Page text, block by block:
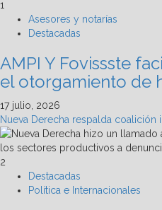
1
Asesores y notarías
Destacadas
AMPI Y Fovissste
el otorgamiento de
17 julio, 2026
Nueva Derecha respalda
2
Destacadas
Política e Internacionales